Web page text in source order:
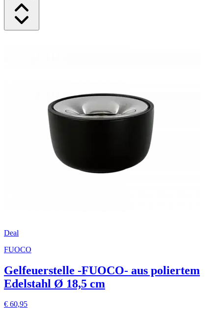
Deal
FUOCO
Gelfeuerstelle -FUOCO- aus poliertem
Edelstahl Ø 18,5 cm
€ 60,95